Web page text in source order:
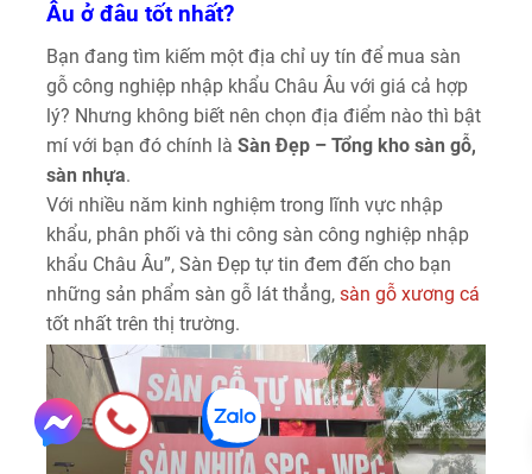
Âu ở đâu tốt nhất?
Bạn đang tìm kiếm một địa chỉ uy tín để mua sàn
gỗ công nghiệp nhập khẩu Châu Âu với giá cả hợp
lý? Nhưng không biết nên chọn địa điểm nào thì bật
mí với bạn đó chính là Sàn Đẹp – Tổng kho sàn gỗ,
sàn nhựa.
Với nhiều năm kinh nghiệm trong lĩnh vực nhập
khẩu, phân phối và thi công sàn công nghiệp nhập
khẩu Châu Âu”, Sàn Đẹp tự tin đem đến cho bạn
những sản phẩm sàn gỗ lát thẳng, sàn gỗ xương cá
tốt nhất trên thị trường.